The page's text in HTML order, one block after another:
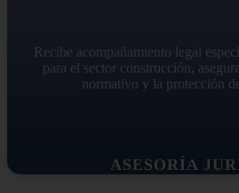
ASESORÍA
Recibe acompañamiento legal
para el sector construcción,
normativo y la protección